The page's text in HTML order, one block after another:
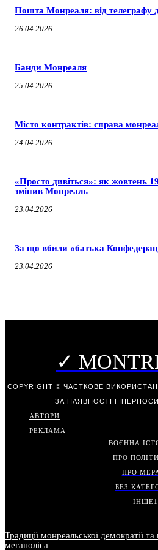
Пошта Монреаля: від телеграфу
26.04.2026
Банди Монреаля
25.04.2026
Місто контрактів: справа
24.04.2026
«Просто дивіться»: як жовтень
змінив Монреаль
23.04.2026
За що вбили «батька
23.04.2026
✓
COPYRIGHT © ЧАСТКОВЕ
ЗА НАЯВНОСТІ
АВТОРИ
РЕКЛАМА
ВОЄННА
ПРО
ПРО
БЕЗ
ІНШЕ1
Традиції монреальської демократії та
мегаполіса